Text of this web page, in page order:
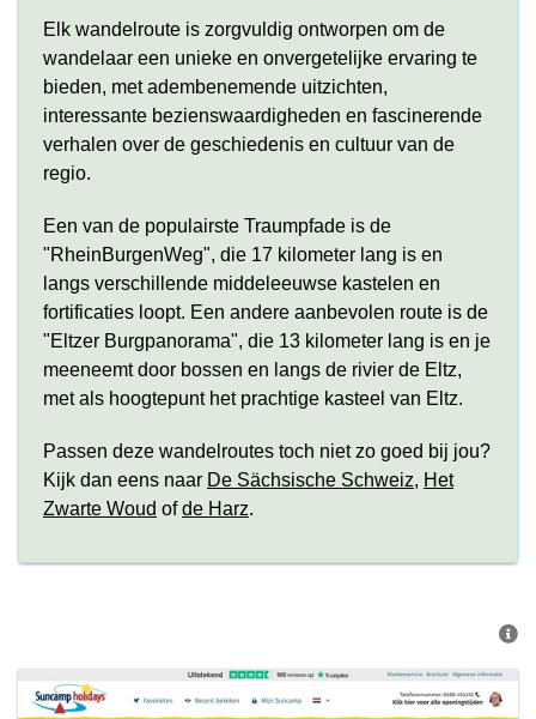
Elk wandelroute is zorgvuldig ontworpen om de
wandelaar een unieke en onvergetelijke ervaring te
bieden, met adembenemende uitzichten,
interessante bezienswaardigheden en fascinerende
verhalen over de geschiedenis en cultuur van de
regio.
Een van de populairste Traumpfade is de
"RheinBurgenWeg", die 17 kilometer lang is en
langs verschillende middeleeuwse kastelen en
fortificaties loopt. Een andere aanbevolen route is de
"Eltzer Burgpanorama", die 13 kilometer lang is en je
meeneemt door bossen en langs de rivier de Eltz,
met als hoogtepunt het prachtige kasteel van Eltz.
Passen deze wandelroutes toch niet zo goed bij jou?
Kijk dan eens naar De Sächsische Schweiz, Het
Zwarte Woud ofde Harz.